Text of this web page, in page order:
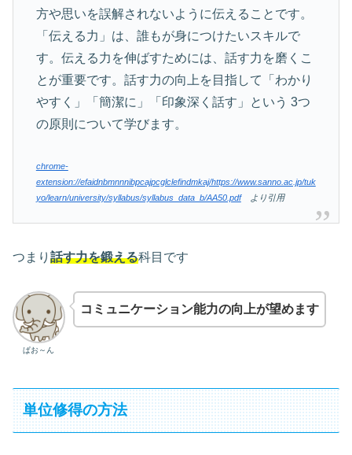
方や思いを誤解されないように伝えることです。
「伝える力」は、誰もが身につけたいスキルで
す。伝える力を伸ばすためには、話す力を磨くこ
とが重要です。話す力の向上を目指して「わかり
やすく」「簡潔に」「印象深く話す」という 3つ
の原則について学びます。
chrome-
extension://efaidnbmnnnibpcajpcglclefindmkaj/https://www.sanno.ac.jp/tuk
yo/learn/university/syllabus/syllabus_data_b/AA50.pdfより引用
つまり 話す力を鍛える科目です
ぱお～ん
コミュニケーション能力の向上が望めます
単位修得の方法